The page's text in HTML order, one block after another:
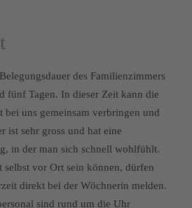
des Familienzimmers
fünf Tagen. In dieser Zeit kann die
bei uns gemeinsam verbringen und
ist sehr gross und hat eine
in der man sich schnell wohlfühlt.
selbst vor Ort sein können, dürfen
direkt bei der Wöchnerin melden.
sind rund um die Uhr